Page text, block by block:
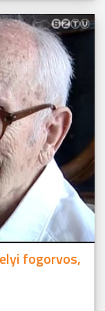
fogorvos,